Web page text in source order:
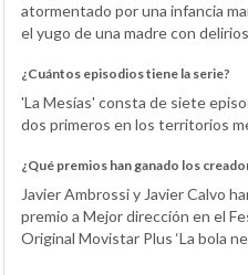
atormentado por una infancia
el yugo de una madre con
¿Cuántos episodios tiene la serie?
'La Mesías' consta de siete
dos primeros en los territorios
¿Qué premios han ganado los
Javier Ambrossi y Javier Calvo
premio a Mejor dirección en el
Original Movistar Plus ‘La bola